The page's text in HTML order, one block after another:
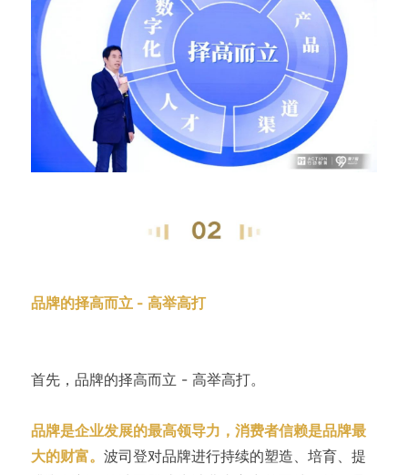
品牌的择高而立 - 高举高打
首先，品牌的择高而立 - 高举高打。
品牌是企业发展的最高领导力，消费者信赖是品牌最
大的财富。 波司登对品牌进行持续的塑造、培育、提